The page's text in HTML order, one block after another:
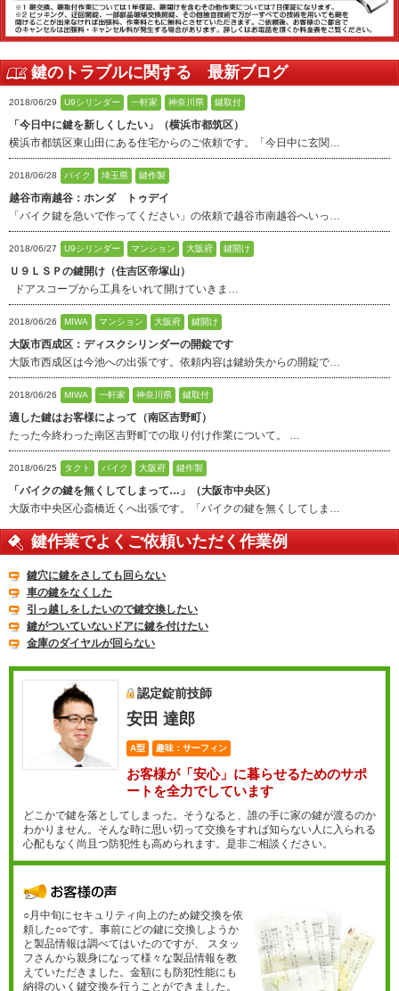
特定商取引法上の表記 サイトマップ
鍵のレスキュー 合鍵ショップ
鍵のトラブルに関する 最新ブログ
2018/06/29 U9シリンダー 一軒家 神奈川県 鍵取付
「今日中に鍵を新しくしたい」（横浜市都筑区）
横浜市都筑区東山田にある住宅からのご依頼です。「今日中に玄関…
2018/06/28 バイク 埼玉県 鍵作製
越谷市南越谷：ホンダ トゥデイ
「バイク鍵を急いで作ってください」の依頼で越谷市南越谷へいっ…
2018/06/27 U9シリンダー マンション 大阪府 鍵開け
Ｕ９ＬＳＰの鍵開け（住吉区帝塚山）
ドアスコープから工具をいれて開けていきま…
2018/06/26 MIWA マンション 大阪府 鍵開け
大阪市西成区：ディスクシリンダーの開錠です
大阪市西成区は今池への出張です。依頼内容は鍵紛失からの開錠で…
2018/06/26 MIWA 一軒家 神奈川県 鍵取付
適した鍵はお客様によって（南区吉野町）
たった今終わった南区吉野町での取り付け作業について。 …
2018/06/25 タクト バイク 大阪府 鍵作製
「バイクの鍵を無くしてしまって…」（大阪市中央区）
大阪市中央区心斎橋近くへ出張です。「バイクの鍵を無くしてしま…
鍵作業でよくご依頼いただく作業例
鍵穴に鍵をさしても回らない
車の鍵をなくした
引っ越しをしたいので鍵交換したい
鍵がついていないドアに鍵を付けたい
金庫のダイヤルが回らない
認定錠前技師
安田 達郎
A型 趣味：サーフィン
お客様が「安心」に暮らせるためのサポ
ートを全力でしています
どこかで鍵を落としてしまった。そうなると、誰の手に家の鍵が渡るのか
わかりません。そんな時に思い切って交換をすれば知らない人に入られる
心配もなく尚且つ防犯性も高められます。是非ご相談ください。
○月中旬にセキュリティ向上のため鍵交換を依
頼した○○です。事前にどの鍵に交換しようか
と製品情報は調べてはいたのですが、 スタッ
フさんから親身になって様々な製品情報を教
えていただきました。金額にも防犯性能にも
納得のいく鍵交換を行うことができました。